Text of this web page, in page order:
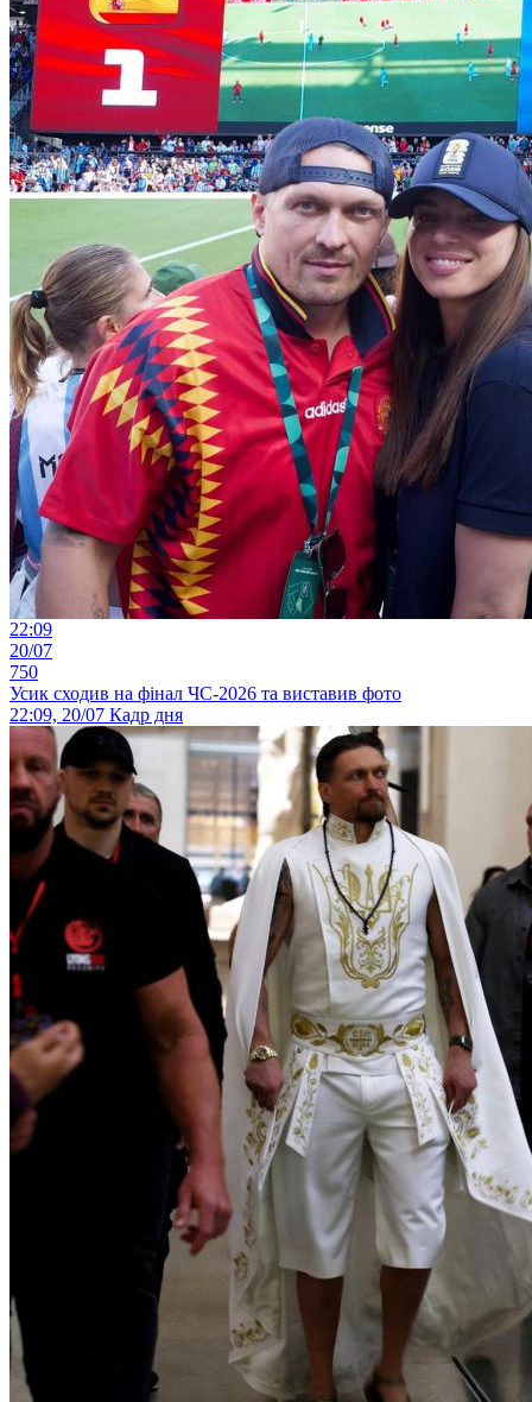
22:09
20/07
750
Усик сходив на фінал ЧС-2026 та виставив фото
22:09, 20/07 Кадр дня